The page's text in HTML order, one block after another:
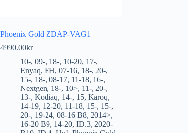
Phoenix Gold ZDAP-VAG1
4990.00kr
10-, 09-, 18-, 10-20, 17-,
Enyaq, FH, 07-16, 18-, 20-,
15-, 18-, 08-17, 11-18, 16-,
Nextgen, 18-, 10>, 11-, 20-,
13-, Kodiaq, 14-, 15, Karoq,
14-19, 12-20, 11-18, 15-, 15-,
20-, 19-24, 08-16 B8, 2014>,
16-20 B9, 14-20, ID.3, 2020-